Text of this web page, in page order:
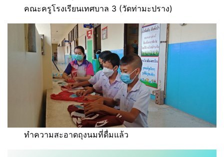
คณะครูโรงเรียนเทศบาล 3 (วัดท่ามะปราง)
ทำความสะอาดถุงนมที่ดื่มแล้ว